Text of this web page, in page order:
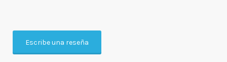
Escribe una reseña